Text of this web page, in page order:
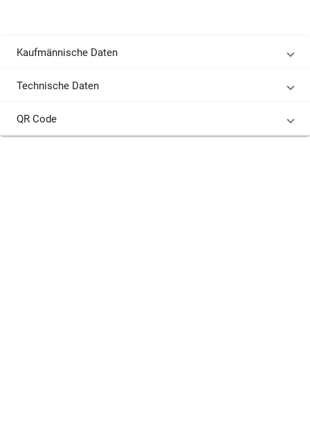
Kaufmännische Daten
Technische Daten
QR Code